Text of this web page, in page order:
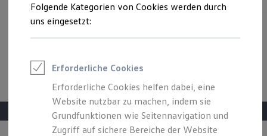
Kühlfahrzeuge
Feuerwehr
ONE Business ID Vorteile
Fahrzeuge online kaufen
Digitaler Marktplatz
Kauf & Finanzierung
Online-Fahrzeugbewertung
Aktionen & Angebote
E-Auto-Förderung
Folgende Kategorien von Cookies werden durch
uns eingesetzt:
Erforderliche Cookies
Erforderliche Cookies helfen dabei, eine
Website nutzbar zu machen, indem sie
Grundfunktionen wie Seitennavigation und
Zugriff auf sichere Bereiche der Website